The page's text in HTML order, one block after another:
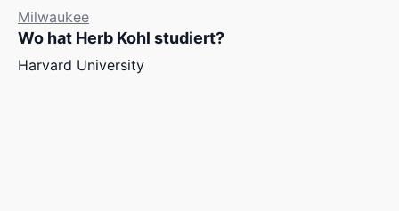
Milwaukee
Wo hat Herb Kohl studiert?
Harvard University